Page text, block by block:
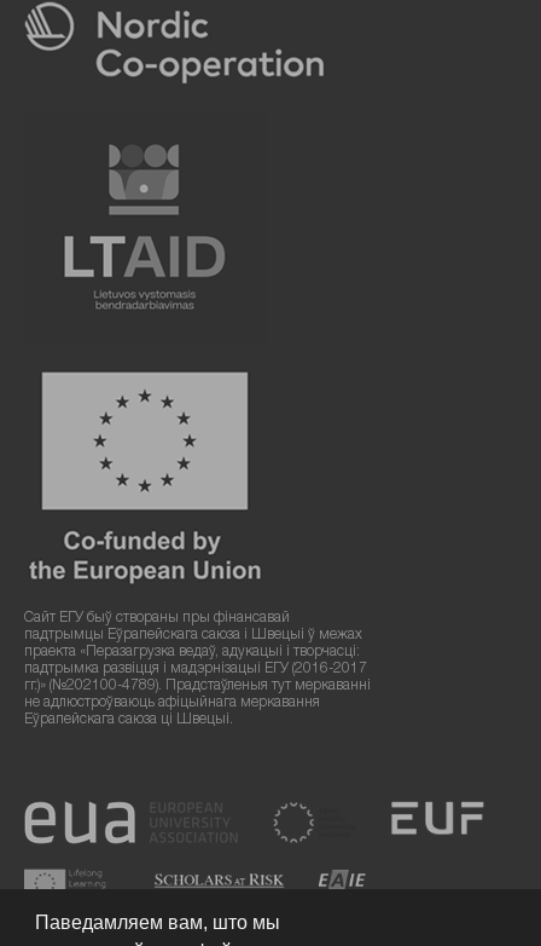
Сайт ЕГУ быў створаны пры фінансавай
падтрымцы Еўрапейскага саюза і Швецыі ў межах
праекта «Перазагрузка ведаў, адукацыі і творчасці:
падтрымка развіцця і мадэрнізацыі ЕГУ (2016-2017
гг.)» (№202100-4789). Прадстаўленыя тут меркаванні
не адлюстроўваюць афіцыйнага меркавання
Еўрапейскага саюза ці Швецыі.
Паведамляем вам, што мы